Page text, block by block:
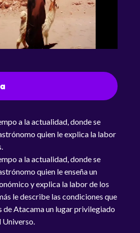
a la actualidad, donde se
quien le explica la labor
a la actualidad, donde se
quien le enseña un
y explica la labor de los
le describe las condiciones que
de Atacama un lugar privilegiado
Universo.